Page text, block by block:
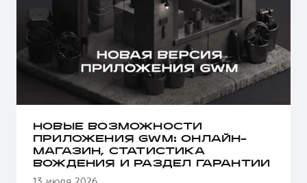
НОВЫЕ ВОЗМОЖНОСТИ
ПРИЛОЖЕНИЯ GWM: ОНЛАЙН-
МАГАЗИН, СТАТИСТИКА
ВОЖДЕНИЯ И РАЗДЕЛ ГАРАНТИИ